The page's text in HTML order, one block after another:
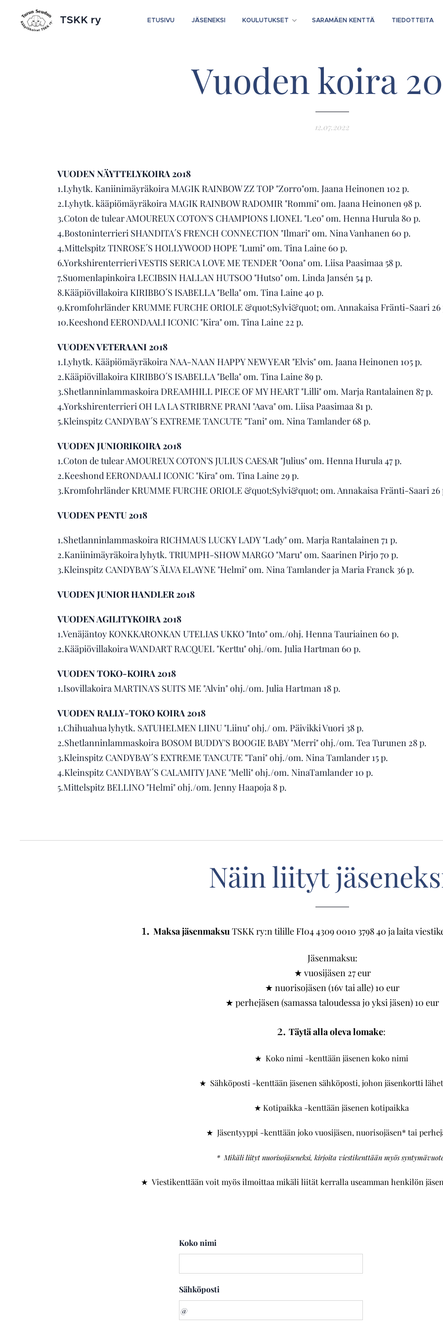
TSKK ry ETUSIVU JÄSENEKSI KOULUTUKSET SARAMÄEN KENTTÄ TIEDOTTEITA
Vuoden koira
12.07.2022
VUODEN NÄYTTELYKOIRA 2018
1.Lyhytk. Kaniinimäyräkoira MAGIK RAINBOW ZZ TOP "Zorro"om. Jaana Heinonen 102 p.
2.Lyhytk. kääpiömäyräkoira MAGIK RAINBOW RADOMIR "Rommi" om. Jaana Heinonen 98 p.
3.Coton de tulear AMOUREUX COTON'S CHAMPIONS LIONEL "Leo" om. Henna Hurula 80 p.
4.Bostoninterrieri SHANDITA´S FRENCH CONNECTION "Ilmari" om. Nina Vanhanen 60 p.
4.Mittelspitz TINROSE´S HOLLYWOOD HOPE "Lumi" om. Tina Laine 60 p.
6.Yorkshirenterrieri VESTIS SERICA LOVE ME TENDER "Oona" om. Liisa Paasimaa 58 p.
7.Suomenlapinkoira LECIBSIN HALLAN HUTSOO "Hutso" om. Linda Jansén 54 p.
8.Kääpiövillakoira KIRIBBO´S ISABELLA "Bella" om. Tina Laine 40 p.
9.Kromfohrländer KRUMME FURCHE ORIOLE &quot;Sylvi&quot; om. Annakaisa Fränti-Saari 26
10.Keeshond EERONDAALI ICONIC "Kira" om. Tina Laine 22 p.
VUODEN VETERAANI 2018
1.Lyhytk. Kääpiömäyräkoira NAA-NAAN HAPPY NEW YEAR "Elvis" om. Jaana Heinonen 105 p.
2.Kääpiövillakoira KIRIBBO´S ISABELLA "Bella" om. Tina Laine 89 p.
3.Shetlanninlammaskoira DREAMHILL PIECE OF MY HEART "Lilli" om. Marja Rantalainen 87 p.
4.Yorkshirenterrieri OH LA LA STRIBRNE PRANI "Aava" om. Liisa Paasimaa 81 p.
5.Kleinspitz CANDYBAY´S EXTREME TANCUTE "Tani" om. Nina Tamlander 68 p.
VUODEN JUNIORIKOIRA 2018
1.Coton de tulear AMOUREUX COTON'S JULIUS CAESAR "Julius" om. Henna Hurula 47 p.
2.Keeshond EERONDAALI ICONIC "Kira" om. Tina Laine 29 p.
3.Kromfohrländer KRUMME FURCHE ORIOLE &quot;Sylvi&quot; om. Annakaisa Fränti-Saari 26
VUODEN PENTU 2018
1.Shetlanninlammaskoira RICHMAUS LUCKY LADY "Lady" om. Marja Rantalainen 71 p.
2.Kaniinimäyräkoira lyhytk. TRIUMPH-SHOW MARGO "Maru" om. Saarinen Pirjo 70 p.
3.Kleinspitz CANDYBAY´S ÄLVA ELAYNE "Helmi" om. Nina Tamlander ja Maria Franck 36 p.
VUODEN JUNIOR HANDLER 2018
VUODEN AGILITYKOIRA 2018
1.Venäjäntoy KONKKARONKAN UTELIAS UKKO "Into" om./ohj. Henna Tauriainen 60 p.
2.Kääpiövillakoira WANDART RACQUEL "Kerttu" ohj./om. Julia Hartman 60 p.
VUODEN TOKO-KOIRA 2018
1.Isovillakoira MARTINA'S SUITS ME "Alvin" ohj./om. Julia Hartman 18 p.
VUODEN RALLY-TOKO KOIRA 2018
1.Chihuahua lyhytk. SATUHELMEN LIINU "Liinu" ohj./ om. Päivikki Vuori 38 p.
2.Shetlanninlammaskoira BOSOM BUDDY'S BOOGIE BABY "Merri" ohj./om. Tea Turunen 28 p.
3.Kleinspitz CANDYBAY´S EXTREME TANCUTE "Tani" ohj./om. Nina Tamlander 15 p.
4.Kleinspitz CANDYBAY´S CALAMITY JANE "Melli" ohj./om. NinaTamlander 10 p.
5.Mittelspitz BELLINO "Helmi" ohj./om. Jenny Haapoja 8 p.
Näin liityt
1. Maksa jäsenmaksuTSKK ry:n tilille FI04 4309 0010 3798 40 ja laita
Jäsenmaksu:
★ vuosijäsen 27 eur
★ nuorisojäsen (16v tai alle) 10 eur
★ perhejäsen (samassa taloudessa jo yksi jäsen) 10 eur
2. Täytä alla oleva lomake:
★ Koko nimi -kenttään jäsenen koko nimi
★ Sähköposti -kenttään jäsenen sähköposti, johon jäsenkortti
★ Kotipaikka -kenttään jäsenen kotipaikka
★ Jäsentyyppi -kenttään joko vuosijäsen, nuorisojäsen* tai
* Mikäli liityt nuorisojäseneksi, kirjoita viestikenttään myös
★ Viestikenttään voit myös ilmoittaa mikäli liität kerralla useamman henkilön
Koko nimi
Sähköposti